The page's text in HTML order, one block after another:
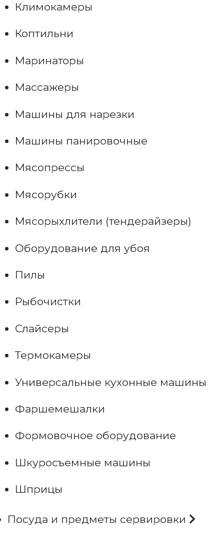
Климокамеры
Коптильни
Маринаторы
Массажеры
Машины для нарезки
Машины панировочные
Мясопрессы
Мясорубки
Мясорыхлители (тендерайзеры)
Оборудование для убоя
Пилы
Рыбочистки
Слайсеры
Термокамеры
Универсальные кухонные машины
Фаршемешалки
Формовочное оборудование
Шкуросъемные машины
Шприцы
Посуда и предметы сервировки